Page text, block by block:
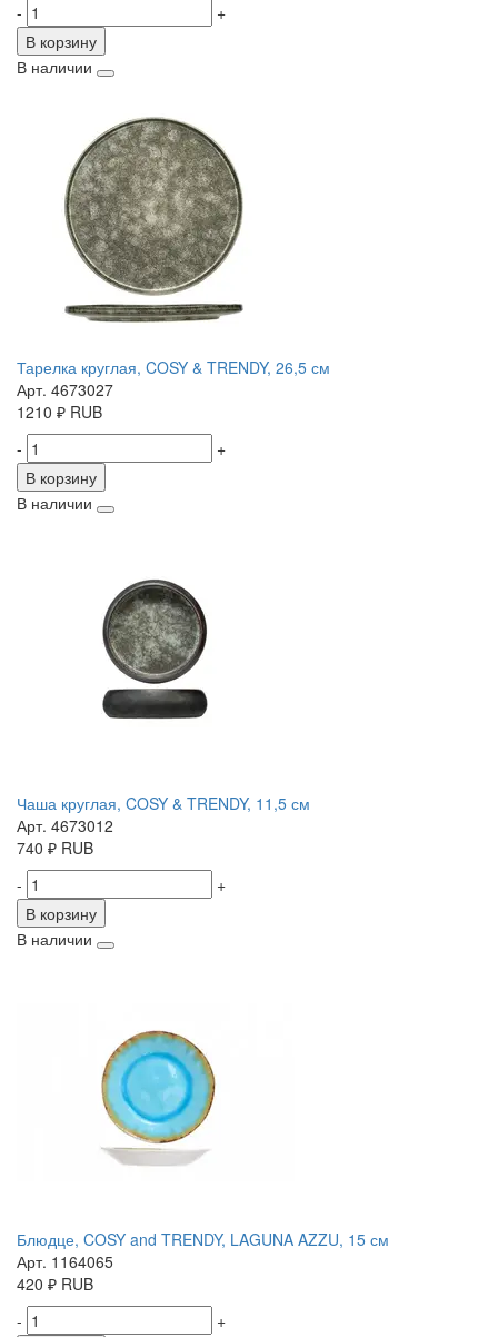
-
+
В корзину
В наличии
Тарелка круглая, COSY & TRENDY, 26,5 см
Арт. 4673027
1210 ₽ RUB
-
+
В корзину
В наличии
Чаша круглая, COSY & TRENDY, 11,5 см
Арт. 4673012
740 ₽ RUB
-
+
В корзину
В наличии
Блюдце, COSY and TRENDY, LAGUNA AZZU, 15 см
Арт. 1164065
420 ₽ RUB
-
+